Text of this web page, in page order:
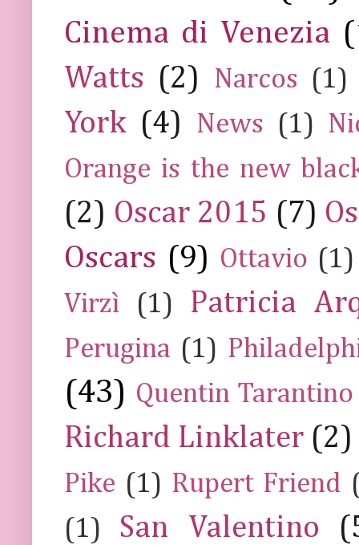
Cinema di Venezia
Watts (2) Narcos (1)
York (4) News (1)
Orange is the new
(2) Oscar 2015 (7)
Oscars (9) Ottavio (1)
Virzì
(1) Patricia
Perugina (1)
(43) Quentin Tarantino
Richard Linklater (2)
Pike (1) Rupert Friend
(1)
San Valentino